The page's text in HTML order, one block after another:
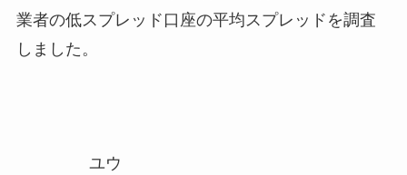
業者の低スプレッド口座の平均スプレッドを調査
しました。
ユウ